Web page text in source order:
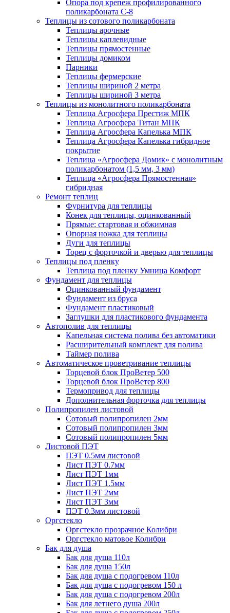
Опора под крепеж профилированного
поликарбоната С-8
Теплицы из сотового поликарбоната
Теплицы арочные
Теплицы каплевидные
Теплицы прямостенные
Теплицы домиком
Парники
Теплицы фермерские
Теплицы шириной 2 метра
Теплицы шириной 3 метра
Теплицы из монолитного поликарбоната
Теплица Агросфера Престиж МПК
Теплица Агросфера Титан МПК
Теплица Агросфера Капелька МПК
Теплица Агросфера Капелька гибридное
покрытие
Теплица «Агросфера Домик» с монолитным
поликарбонатом (1,5 мм, 3 мм)
Теплица «Агросфера Прямостенная»
гибридная
Ремонт теплиц
Фурнитура для теплицы
Конек для теплицы, оцинкованный
Прямые: стартовая и обжимная
Опорная ножка для теплицы
Дуги для теплицы
Торец с форточкой и дверью для теплицы
Теплицы под пленку
Теплица под пленку Умница Комфорт
Фундамент для теплицы
Оцинкованный фундамент
Фундамент из бруса
Фундамент пластиковый
Заглушки для пластикового фундамента
Автополив для теплицы
Капельная система полива без автоматики
Расширительный комплект для полива
Таймер полива
Автоматическое проветривание теплицы
Торцевой блок ПроВетер 500
Торцевой блок ПроВетер 800
Термопривод для теплицы
Дополнительная форточка для теплицы
Полипропилен листовой
Сотовый полипропилен 2мм
Сотовый полипропилен 3мм
Сотовый полипропилен 5мм
Листовой ПЭТ
ПЭТ 0.5мм листовой
Лист ПЭТ 0.7мм
Лист ПЭТ 1мм
Лист ПЭТ 1.5мм
Лист ПЭТ 2мм
Лист ПЭТ 3мм
ПЭТ 0.3мм листовой
Оргстекло
Оргстекло прозрачное Колибри
Оргстекло матовое Колибри
Бак для душа
Бак для душа 110л
Бак для душа 150л
Бак для душа с подогревом 110л
Бак для душа с подогревом 150 л
Бак для душа с подогревом 200л
Бак для летнего душа 200л